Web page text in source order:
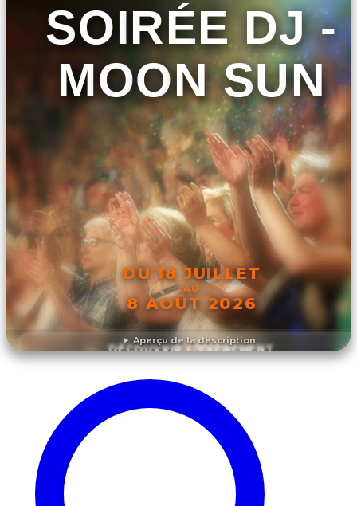
Aperçu de la description
SOIRÉE DJ -
MOON SUN
DU 18 JUILLET
AU
8 AOÛT 2026
DÉCOUVRIR L'ÉVÉNEMENT